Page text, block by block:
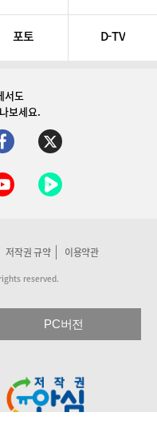
포토 D-TV
서도
보세요.
저작권 규약 이용약관
reserved.
PC버전